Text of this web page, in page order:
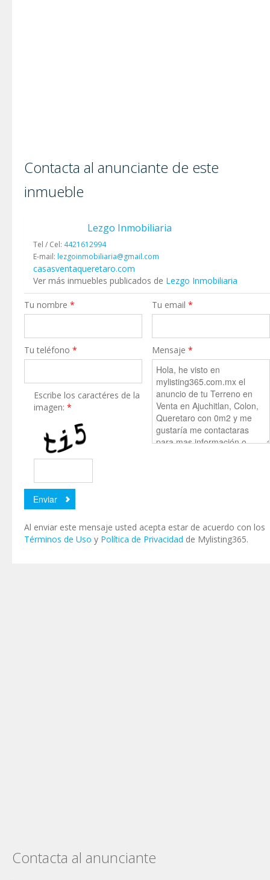
Contacta al anunciante de este
inmueble
Lezgo Inmobiliaria
Tel / Cel: 4421612994
E-mail: lezgoinmobiliaria@gmail.com
casasventaqueretaro.com
Ver más inmuebles publicados de Lezgo Inmobiliaria
Tu nombre * Tu email*
Tu teléfono * Mensaje*
Escribe los caractéres de la
imagen:*
Al enviar este mensaje usted acepta estar de acuerdo con los
Términos de Uso y Política de Privacidad de Mylisting365.
Contacta al anunciante